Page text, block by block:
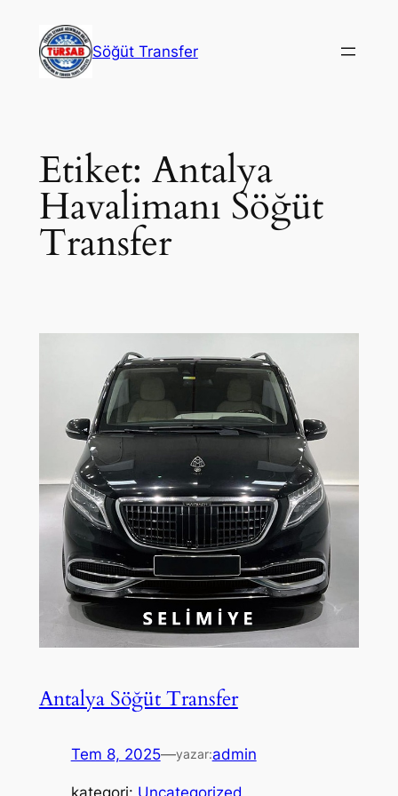
Söğüt Transfer
Etiket: Antalya
Havalimanı Söğüt
Transfer
Antalya Söğüt Transfer
Tem 8, 2025—yazar:admin
kategori: Uncategorized